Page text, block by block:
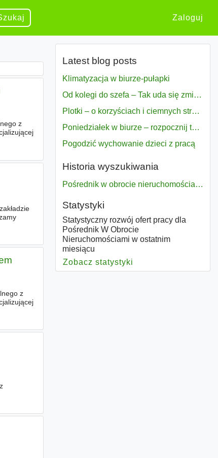
Zaloguj
z
z
Latest blog posts
Klimatyzacja w biurze-pułapki
Od kolegi do szefa – Tak uda się zmiana bezproblemowo
Plotki – o korzyściach i ciemnych stronach
Poniedziałek w biurze – rozpocznij tydzień w pełni zmotywowany
Pogodzić wychowanie dzieci z pracą
Historia wyszukiwania
Pośrednik w obrocie nieruchomościami
Statystyki
Statystyczny rozwój ofert pracy dla
Pośrednik W Obrocie
Nieruchomościami w ostatnim
miesiącu
Zobacz statystyki